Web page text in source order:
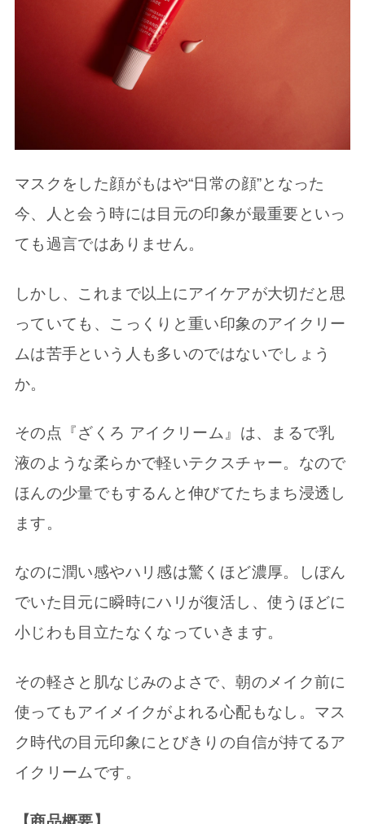
マスクをした顔がもはや“日常の顔”となった
今、人と会う時には目元の印象が最重要といっ
ても過言ではありません。
しかし、これまで以上にアイケアが大切だと思
っていても、こっくりと重い印象のアイクリー
ムは苦手という人も多いのではないでしょう
か。
その点『ざくろ アイクリーム』は、まるで乳
液のような柔らかで軽いテクスチャー。なので
ほんの少量でもするんと伸びてたちまち浸透し
ます。
なのに潤い感やハリ感は驚くほど濃厚。しぼん
でいた目元に瞬時にハリが復活し、使うほどに
小じわも目立たなくなっていきます。
その軽さと肌なじみのよさで、朝のメイク前に
使ってもアイメイクがよれる心配もなし。マス
ク時代の目元印象にとびきりの自信が持てるア
イクリームです。